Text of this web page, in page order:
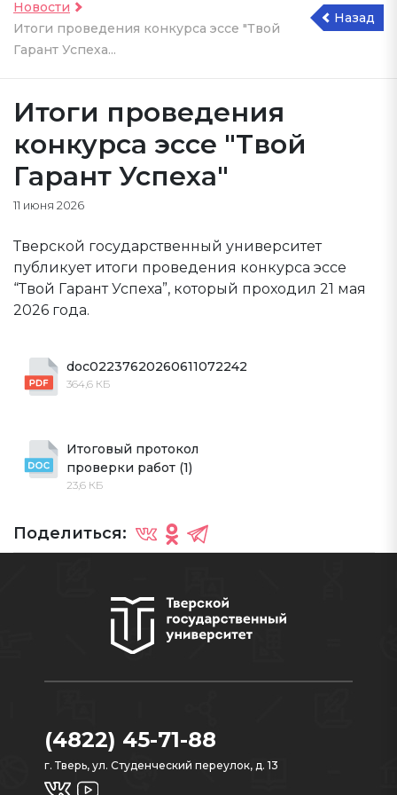
Новости
Итоги проведения конкурса эссе "Твой
Гарант Успеха...
Назад
Итоги проведения
конкурса эссе "Твой
Гарант Успеха"
11 июня 2026
Тверской государственный университет
публикует итоги проведения конкурса эссе
“Твой Гарант Успеха”, который проходил 21 мая
2026 года.
doc02237620260611072242
364,6 КБ
Итоговый протокол
проверки работ (1)
23,6 КБ
Поделиться:
(4822) 45-71-88
г. Тверь, ул. Студенческий переулок, д. 13